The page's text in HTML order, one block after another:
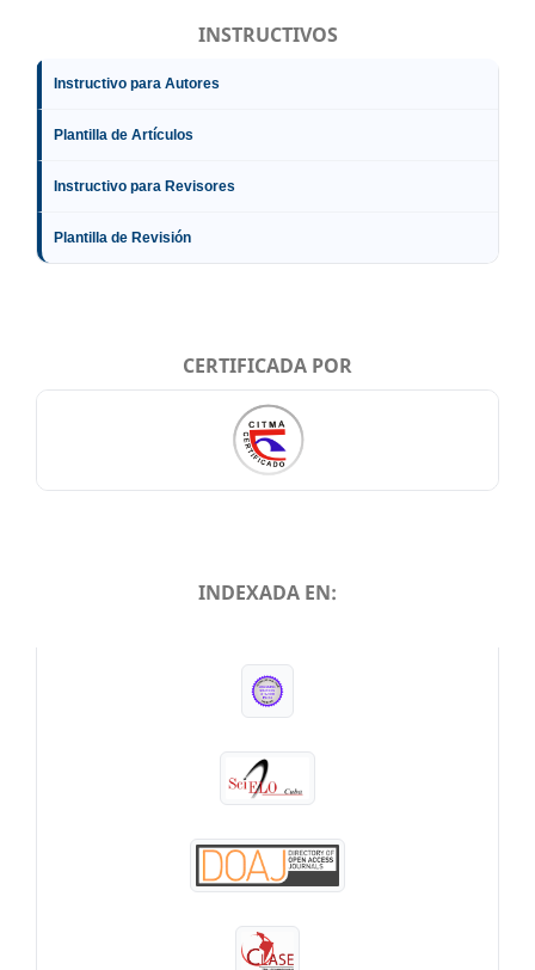
INSTRUCTIVOS
Instructivo para Autores
Plantilla de Artículos
Instructivo para Revisores
Plantilla de Revisión
CERTIFICADA POR
INDEXADA EN: